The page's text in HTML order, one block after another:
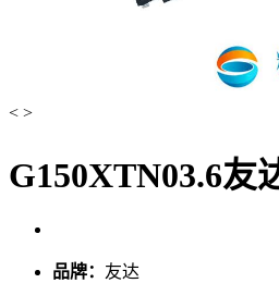
< >
G150XTN03.6友
品牌： 友达